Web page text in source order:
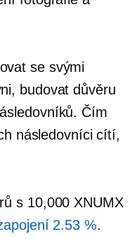
se svými
budovat důvěru
Čím
následovníci cítí,
s 10,000 XNUMX
2.53 %.